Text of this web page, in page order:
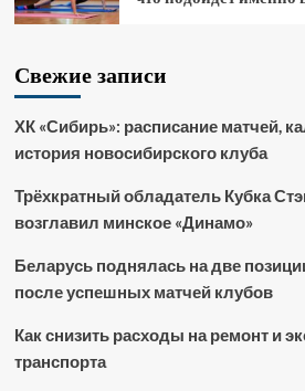
Свежие записи
ХК «Сибирь»: расписание матчей,
история новосибирского клуба
Трёхкратный обладатель Кубка
возглавил минское «Динамо»
Беларусь поднялась на две
после успешных матчей клубов
Как снизить расходы на ремонт и
транспорта